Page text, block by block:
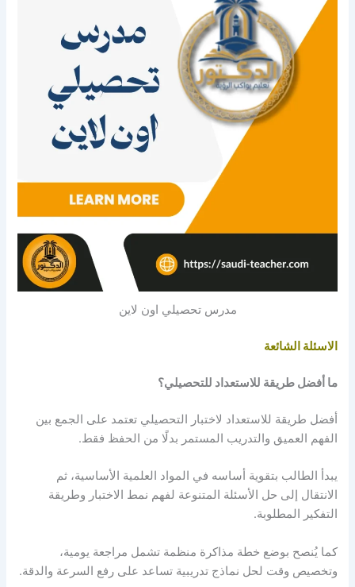
مدرس تحصيلي اون لاين
الاسئلة الشائعة
ما أفضل طريقة للاستعداد للتحصيلي؟
أفضل طريقة للاستعداد لاختبار التحصيلي تعتمد على الجمع بين
الفهم العميق والتدريب المستمر بدلًا من الحفظ فقط.
يبدأ الطالب بتقوية أساسه في المواد العلمية الأساسية، ثم
الانتقال إلى حل الأسئلة المتنوعة لفهم نمط الاختبار وطريقة
التفكير المطلوبة.
كما يُنصح بوضع خطة مذاكرة منظمة تشمل مراجعة يومية،
وتخصيص وقت لحل نماذج تدريبية تساعد على رفع السرعة والدقة.